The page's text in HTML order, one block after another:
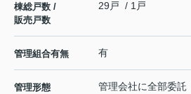
棟総戸数 /
販売戸数
29戸 / 1戸
管理組合有無 有
管理形態 管理会社に全部委託